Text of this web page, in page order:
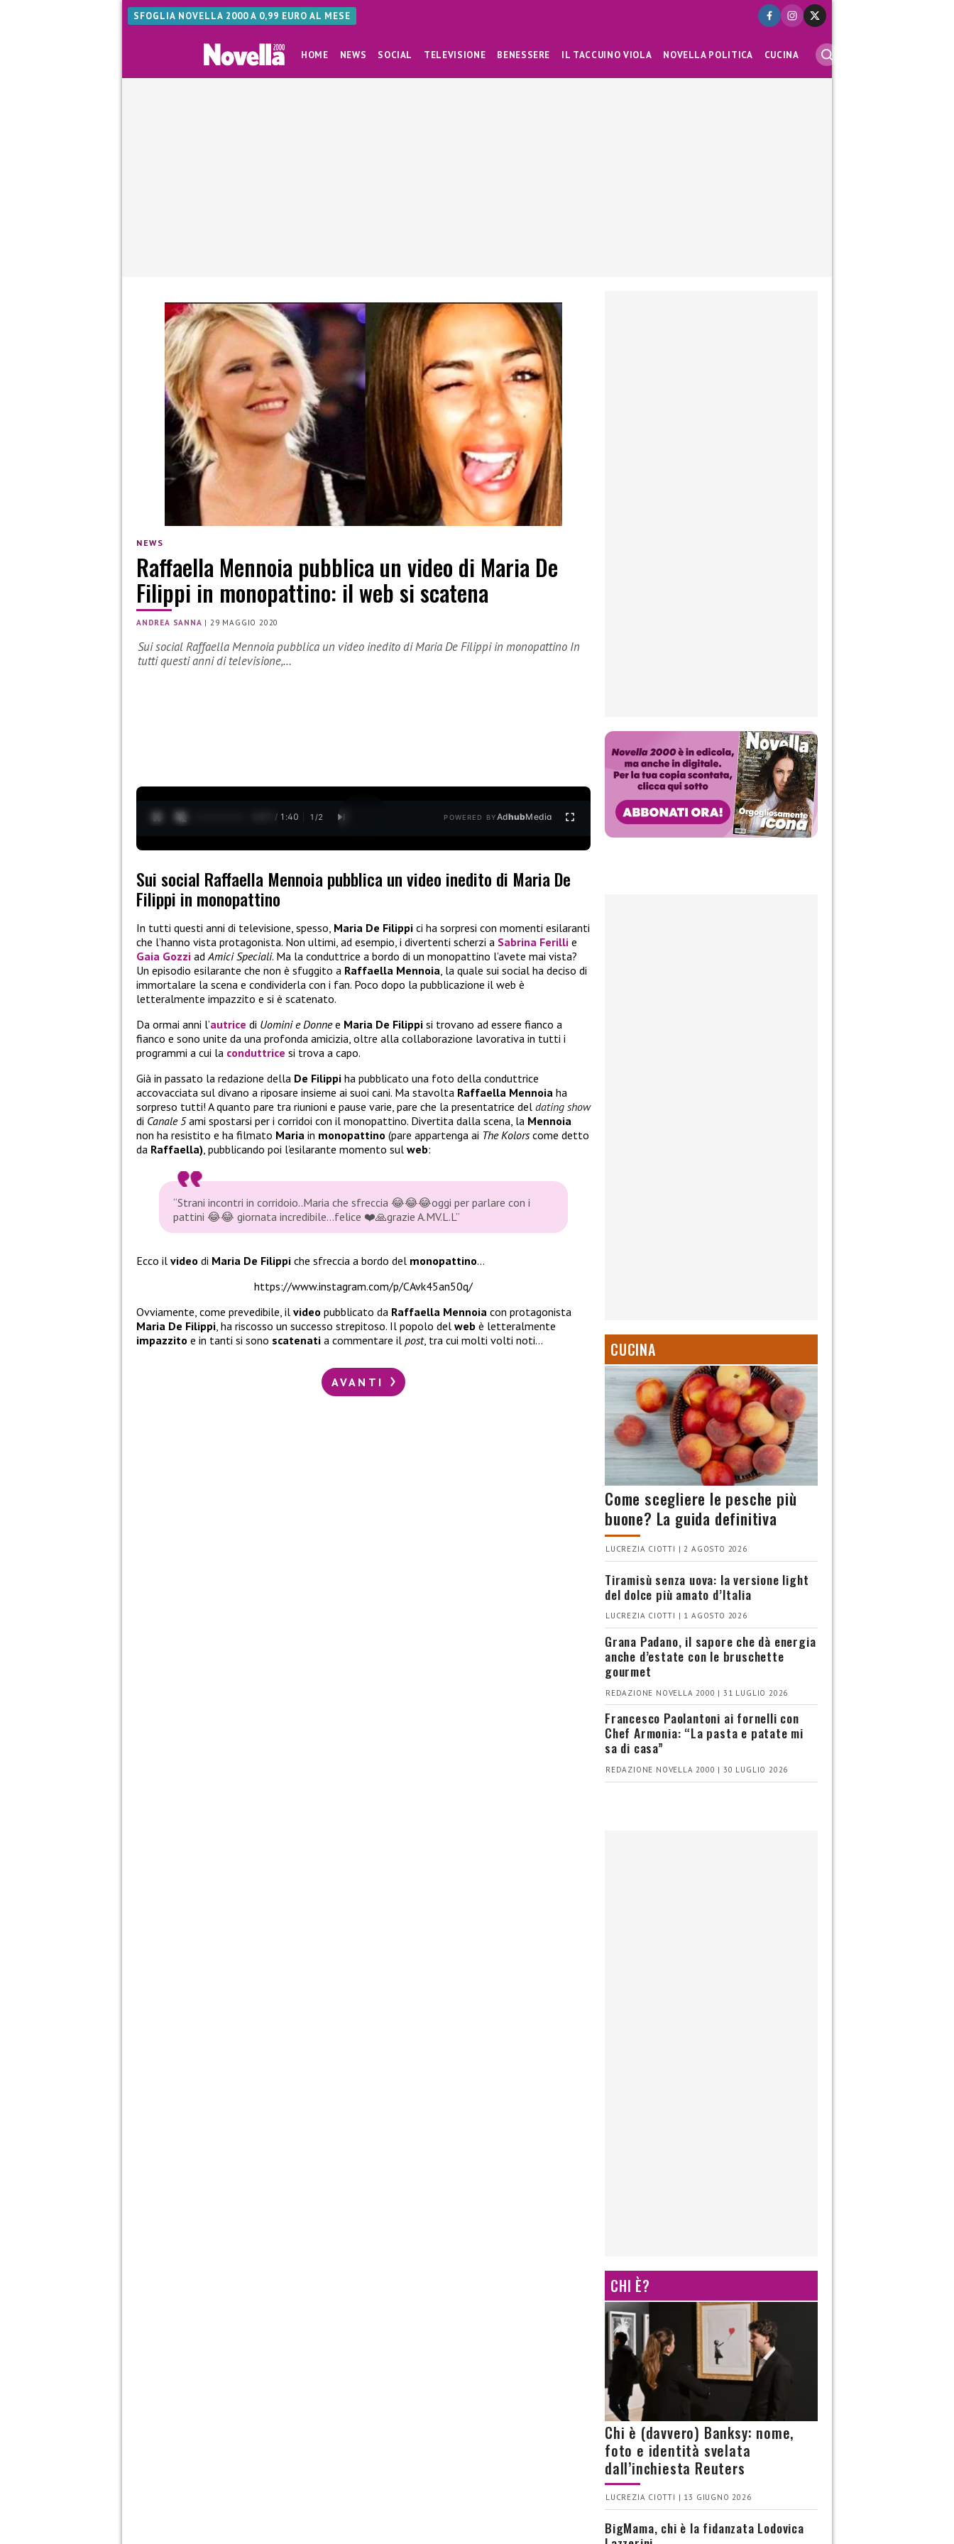
SFOGLIA NOVELLA 2000 A 0,99 EURO AL MESE
HOME NEWS SOCIAL TELEVISIONE BENESSERE IL TACCUINO VIOLA NOVELLA POLITICA CUCINA
NEWS
Raffaella Mennoia pubblica un video di Maria De
Filippi in monopattino: il web si scatena
ANDREA SANNA |29 MAGGIO 2020
Sui social Raffaella Mennoia pubblica un video inedito di Maria De Filippi in monopattino In
tutti questi anni di televisione,…
0:28 / 1:40 1 /2 POWERED BYAdhubMedia
Sui social Raffaella Mennoia pubblica un video inedito di Maria De
Filippi in monopattino
In tutti questi anni di televisione, spesso, Maria De Filippi ci ha sorpresi con momenti esilaranti
che l’hanno vista protagonista. Non ultimi, ad esempio, i divertenti scherzi a Sabrina Ferilli e
Gaia Gozzi adAmici Speciali. Ma la conduttrice a bordo di un monopattino l’avete mai vista?
Un episodio esilarante che non è sfuggito a Raffaella Mennoia, la quale sui social ha deciso di
immortalare la scena e condividerla con i fan. Poco dopo la pubblicazione il web è
letteralmente impazzito e si è scatenato.
Da ormai anni l’autrice di Uomini e Donnee Maria De Filippi si trovano ad essere fianco a
fianco e sono unite da una profonda amicizia, oltre alla collaborazione lavorativa in tutti i
programmi a cui la conduttrice si trova a capo.
Già in passato la redazione della De Filippi ha pubblicato una foto della conduttrice
accovacciata sul divano a riposare insieme ai suoi cani. Ma stavolta Raffaella Mennoia ha
sorpreso tutti! A quanto pare tra riunioni e pause varie, pare che la presentatrice del dating show
di Canale 5ami spostarsi per i corridoi con il monopattino. Divertita dalla scena, la Mennoia
non ha resistito e ha filmato Maria in monopattino (pare appartenga ai The Kolorscome detto
da Raffaella), pubblicando poi l’esilarante momento sul web:
“Strani incontri in corridoio..Maria che sfreccia 😂😂😂oggi per parlare con i
pattini 😂😂 giornata incredibile…felice ❤️🙏grazie A.MV.L.L”
Ecco il video di Maria De Filippi che sfreccia a bordo del monopattino…
https://www.instagram.com/p/CAvk45an50q/
Ovviamente, come prevedibile, il video pubblicato da Raffaella Mennoia con protagonista
Maria De Filippi, ha riscosso un successo strepitoso. Il popolo del web è letteralmente
impazzito e in tanti si sono scatenati a commentare il post, tra cui molti volti noti…
AVANTI
CUCINA
Come scegliere le pesche più
buone? La guida definitiva
LUCREZIA CIOTTI | 2 AGOSTO 2026
Tiramisù senza uova: la versione light
del dolce più amato d’Italia
LUCREZIA CIOTTI | 1 AGOSTO 2026
Grana Padano, il sapore che dà energia
anche d’estate con le bruschette
gourmet
REDAZIONE NOVELLA 2000 | 31 LUGLIO 2026
Francesco Paolantoni ai fornelli con
Chef Armonia: “La pasta e patate mi
sa di casa”
REDAZIONE NOVELLA 2000 | 30 LUGLIO 2026
CHI È?
Chi è (davvero) Banksy: nome,
foto e identità svelata
dall’inchiesta Reuters
LUCREZIA CIOTTI | 13 GIUGNO 2026
BigMama, chi è la fidanzata Lodovica